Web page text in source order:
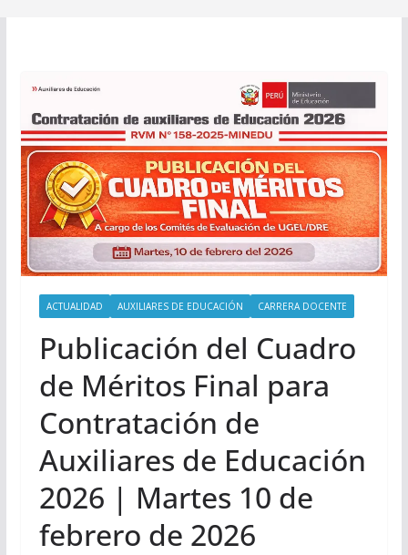
ACTUALIDAD AUXILIARES DE EDUCACIÓN CARRERA DOCENTE
Publicación del Cuadro
de Méritos Final para
Contratación de
Auxiliares de Educación
2026 | Martes 10 de
febrero de 2026